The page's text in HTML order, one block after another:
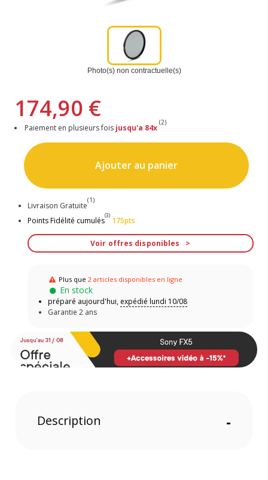
Photo(s) non contractuelle(s)
174,90 €
Paiement en plusieurs fois jusqu'a 84x
(2)
Ajouter au panier
Livraison Gratuite
(1)
Points Fidélité cumulés
(3)
175pts
Voir offres disponibles
Plus que2 articles disponibles en ligne
En stock
préparé aujourd'hui, expédié lundi 10/08
Garantie 2 ans
Description -